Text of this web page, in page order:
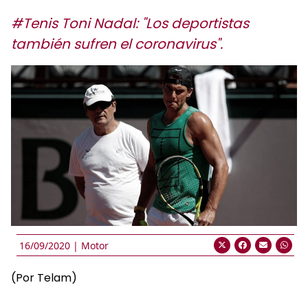
#Tenis Toni Nadal: "Los deportistas
también sufren el coronavirus".
16/09/2020 | Motor
(Por Telam)